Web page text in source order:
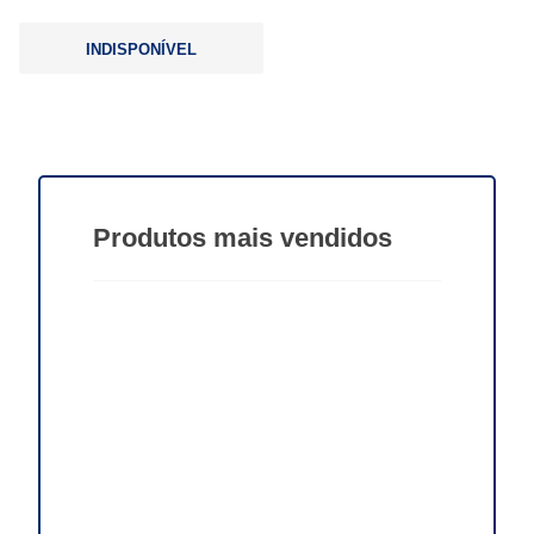
INDISPONÍVEL
Produtos mais vendidos